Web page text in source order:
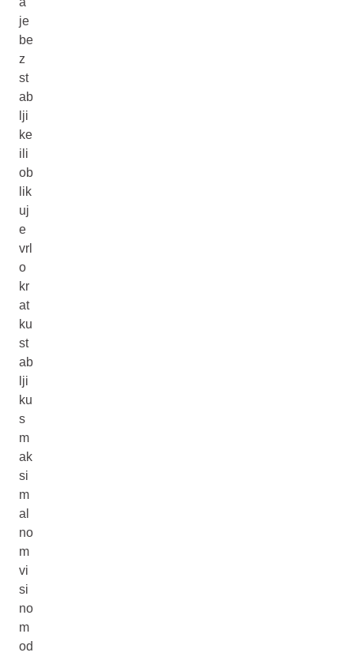
je
be
z
st
ab
lji
ke
ili
ob
lik
uj
e
vrl
o
kr
at
ku
st
ab
lji
ku
s
m
ak
si
m
al
no
m
vi
si
no
m
od